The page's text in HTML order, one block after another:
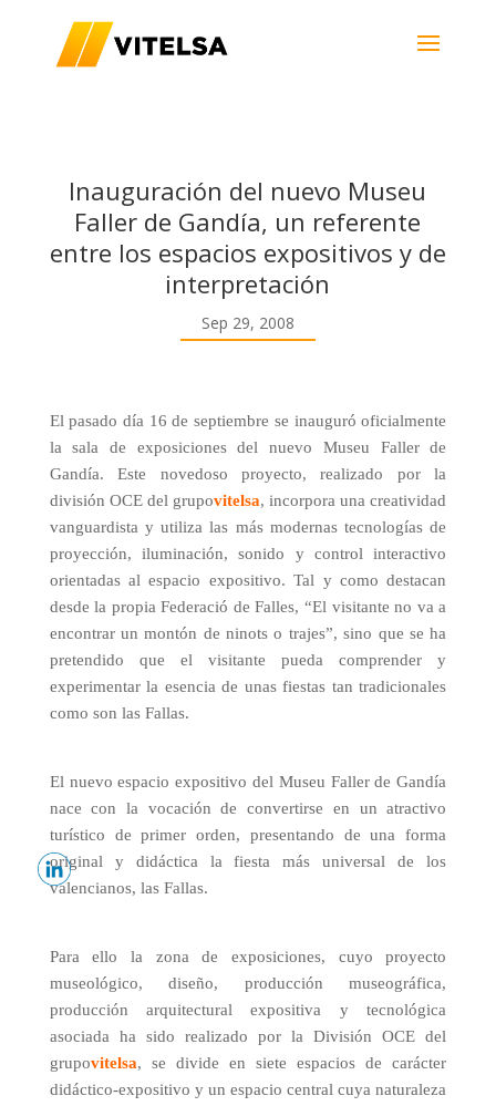
Inauguración del nuevo Museu
Faller de Gandía, un referente
entre los espacios expositivos y de
interpretación
Sep 29, 2008
El pasado día 16 de septiembre se inauguró oficialmente
la sala de exposiciones del nuevo Museu Faller de
Gandía. Este novedoso proyecto, realizado por la
división OCE del grupovitelsa, incorpora una creatividad
vanguardista y utiliza las más modernas tecnologías de
proyección, iluminación, sonido y control interactivo
orientadas al espacio expositivo. Tal y como destacan
desde la propia Federació de Falles, “El visitante no va a
encontrar un montón de ninots o trajes”, sino que se ha
pretendido que el visitante pueda comprender y
experimentar la esencia de unas fiestas tan tradicionales
como son las Fallas.
El nuevo espacio expositivo del Museu Faller de Gandía
nace con la vocación de convertirse en un atractivo
turístico de primer orden, presentando de una forma
original y didáctica la fiesta más universal de los
valencianos, las Fallas.
Para ello la zona de exposiciones, cuyo proyecto
museológico, diseño, producción museográfica,
producción arquitectural expositiva y tecnológica
asociada ha sido realizado por la División OCE del
grupovitelsa, se divide en siete espacios de carácter
didáctico-expositivo y un espacio central cuya naturaleza